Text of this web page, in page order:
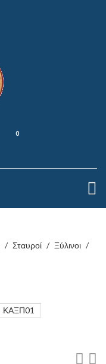
0
/ Σταυροί / Ξύλινοι /